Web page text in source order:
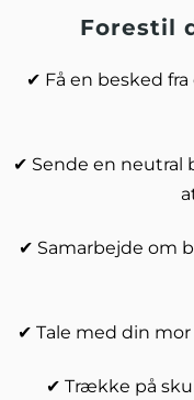
Forestil
✔ Få en besked
✔ Sende en
✔ Samarbejde om
✔ Tale med din
✔ Trække på